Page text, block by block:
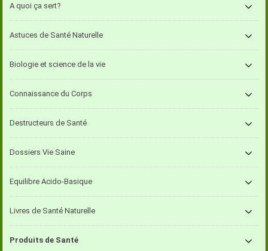
A quoi ça sert?
Astuces de Santé Naturelle
Biologie et science de la vie
Connaissance du Corps
Destructeurs de Santé
Dossiers Vie Saine
Equilibre Acido-Basique
Livres de Santé Naturelle
Produits de Santé